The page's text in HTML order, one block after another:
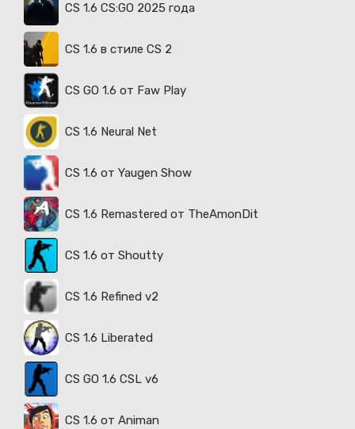
CS 1.6 CS:GO 2025 года
CS 1.6 в стиле CS 2
CS GO 1.6 от Faw Play
CS 1.6 Neural Net
CS 1.6 от Yaugen Show
CS 1.6 Remastered от TheAmonDit
CS 1.6 от Shoutty
CS 1.6 Refined v2
CS 1.6 Liberated
CS GO 1.6 CSL v6
CS 1.6 от Animan